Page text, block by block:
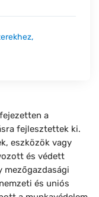
a
fejlesztettek ki.
eszközök vagy
és védett
mezőgazdasági
és uniós